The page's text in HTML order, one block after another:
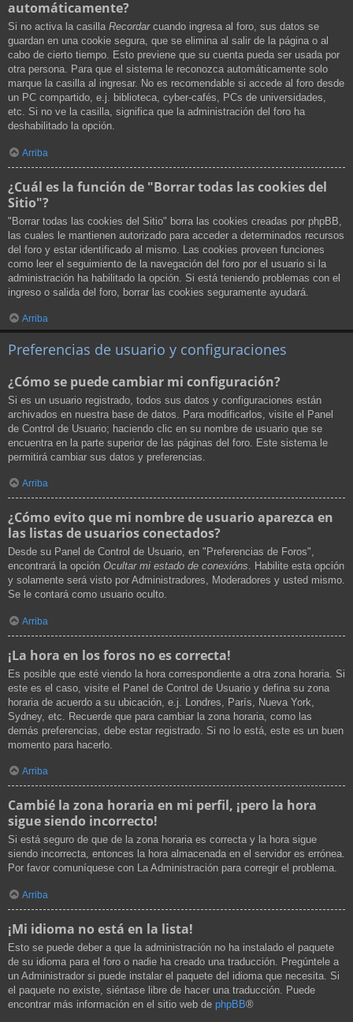
automáticamente?
Si no activa la casilla Recordarcuando ingresa al foro, sus datos se
guardan en una cookie segura, que se elimina al salir de la página o al
cabo de cierto tiempo. Esto previene que su cuenta pueda ser usada por
otra persona. Para que el sistema le reconozca automáticamente solo
marque la casilla al ingresar. No es recomendable si accede al foro desde
un PC compartido, e.j. biblioteca, cyber-cafés, PCs de universidades,
etc. Si no ve la casilla, significa que la administración del foro ha
deshabilitado la opción.
Arriba
¿Cuál es la función de "Borrar todas las cookies del
Sitio"?
"Borrar todas las cookies del Sitio" borra las cookies creadas por phpBB,
las cuales le mantienen autorizado para acceder a determinados recursos
del foro y estar identificado al mismo. Las cookies proveen funciones
como leer el seguimiento de la navegación del foro por el usuario si la
administración ha habilitado la opción. Si está teniendo problemas con el
ingreso o salida del foro, borrar las cookies seguramente ayudará.
Arriba
Preferencias de usuario y configuraciones
¿Cómo se puede cambiar mi configuración?
Si es un usuario registrado, todos sus datos y configuraciones están
archivados en nuestra base de datos. Para modificarlos, visite el Panel
de Control de Usuario; haciendo clic en su nombre de usuario que se
encuentra en la parte superior de las páginas del foro. Este sistema le
permitirá cambiar sus datos y preferencias.
Arriba
¿Cómo evito que mi nombre de usuario aparezca en
las listas de usuarios conectados?
Desde su Panel de Control de Usuario, en "Preferencias de Foros",
encontrará la opción Ocultar mi estado de conexións. Habilite esta opción
y solamente será visto por Administradores, Moderadores y usted mismo.
Se le contará como usuario oculto.
Arriba
¡La hora en los foros no es correcta!
Es posible que esté viendo la hora correspondiente a otra zona horaria. Si
este es el caso, visite el Panel de Control de Usuario y defina su zona
horaria de acuerdo a su ubicación, e.j. Londres, París, Nueva York,
Sydney, etc. Recuerde que para cambiar la zona horaria, como las
demás preferencias, debe estar registrado. Si no lo está, este es un buen
momento para hacerlo.
Arriba
Cambié la zona horaria en mi perfil, ¡pero la hora
sigue siendo incorrecto!
Si está seguro de que de la zona horaria es correcta y la hora sigue
siendo incorrecta, entonces la hora almacenada en el servidor es errónea.
Por favor comuníquese con La Administración para corregir el problema.
Arriba
¡Mi idioma no está en la lista!
Esto se puede deber a que la administración no ha instalado el paquete
de su idioma para el foro o nadie ha creado una traducción. Pregúntele a
un Administrador si puede instalar el paquete del idioma que necesita. Si
el paquete no existe, siéntase libre de hacer una traducción. Puede
encontrar más información en el sitio web de phpBB®